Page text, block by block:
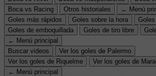
Boca vs Racing
Otros historiales
← Menú
Goles más rápidos
Goles sobre la hora
Goles de emboquillada
Goles de tiro libre
← Menú principal
Buscar videos
Ver los goles de Palermo
Ver los goles de Riquelme
Ver los goles de
← Menú principal